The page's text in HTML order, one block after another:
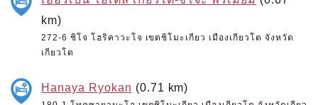
km)
272-6 ชิโจ โฮริคาวะโจ เขตชิโมะเกียว เมืองเกียวโต จังหวัด
เกียวโต
Hanaya Ryokan (0.71 km)